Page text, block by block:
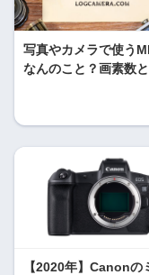
写真やカメラで使う
なんのこと？画素数
【2020年】Canonの